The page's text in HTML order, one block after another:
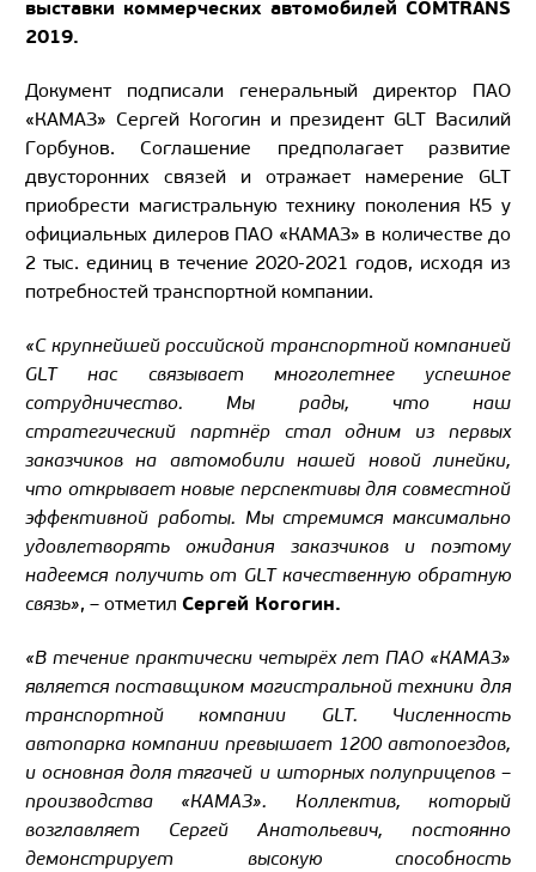
выставки коммерческих автомобилей COMTRANS
2019.
Документ подписали генеральный директор ПАО
«КАМАЗ» Сергей Когогин и президент GLT Василий
Горбунов. Соглашение предполагает развитие
двусторонних связей и отражает намерение GLT
приобрести магистральную технику поколения К5 у
официальных дилеров ПАО «КАМАЗ» в количестве до
2 тыс. единиц в течение 2020-2021 годов, исходя из
потребностей транспортной компании.
«С крупнейшей российской транспортной компанией
GLT нас связывает многолетнее успешное
сотрудничество. Мы рады, что наш
стратегический партнёр стал одним из первых
заказчиков на автомобили нашей новой линейки,
что открывает новые перспективы для совместной
эффективной работы. Мы стремимся максимально
удовлетворять ожидания заказчиков и поэтому
надеемся получить от GLT качественную обратную
связь», – отметил Сергей Когогин.
«В течение практически четырёх лет ПАО «КАМАЗ»
является поставщиком магистральной техники для
транспортной компании GLT. Численность
автопарка компании превышает 1200 автопоездов,
и основная доля тягачей и шторных полуприцепов –
производства «КАМАЗ». Коллектив, который
возглавляет Сергей Анатольевич, постоянно
демонстрирует высокую способность